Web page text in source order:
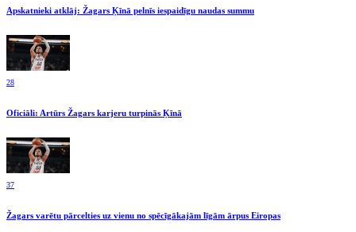
Apskatnieki atklāj: Žagars Ķīnā pelnīs iespaidīgu naudas summu
28
Oficiāli: Artūrs Žagars karjeru turpinās Ķīnā
37
Žagars varētu pārcelties uz vienu no spēcīgākajām līgām ārpus Eiropas